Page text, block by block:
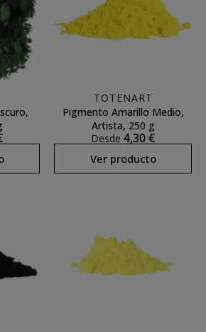
TOTENART
Pigmento Amarillo Medio,
Artista, 250 g
Desde 4,30 €
Ver producto